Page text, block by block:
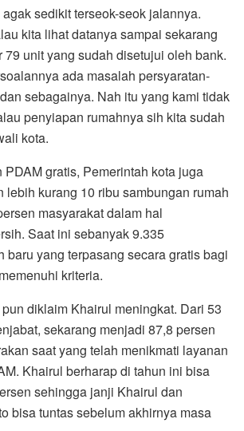
sedikit terseok-seok jalannya.
kita lihat datanya sampai sekarang
79 unit yang sudah disetujui oleh bank.
ada masalah persyaratan-
sebagainya. Nah itu yang kami tidak
penyiapan rumahnya sih kita sudah
kota.
PDAM gratis, Pemerintah kota juga
lebih kurang 10 ribu sambungan rumah
masyarakat dalam hal
Saat ini sebanyak 9.335
baru yang terpasang secara gratis bagi
kriteria.
diklaim Khairul meningkat. Dari 53
sekarang menjadi 87,8 persen
saat yang telah menikmati layanan
Khairul berharap di tahun ini bisa
sehingga janji Khairul dan
bisa tuntas sebelum akhirnya masa